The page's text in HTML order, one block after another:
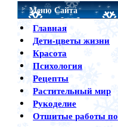
Меню Сайта
Главная
Дети-цветы жизни
Красота
Психология
Рецепты
Растительный мир
Рукоделие
Отшитые работы по